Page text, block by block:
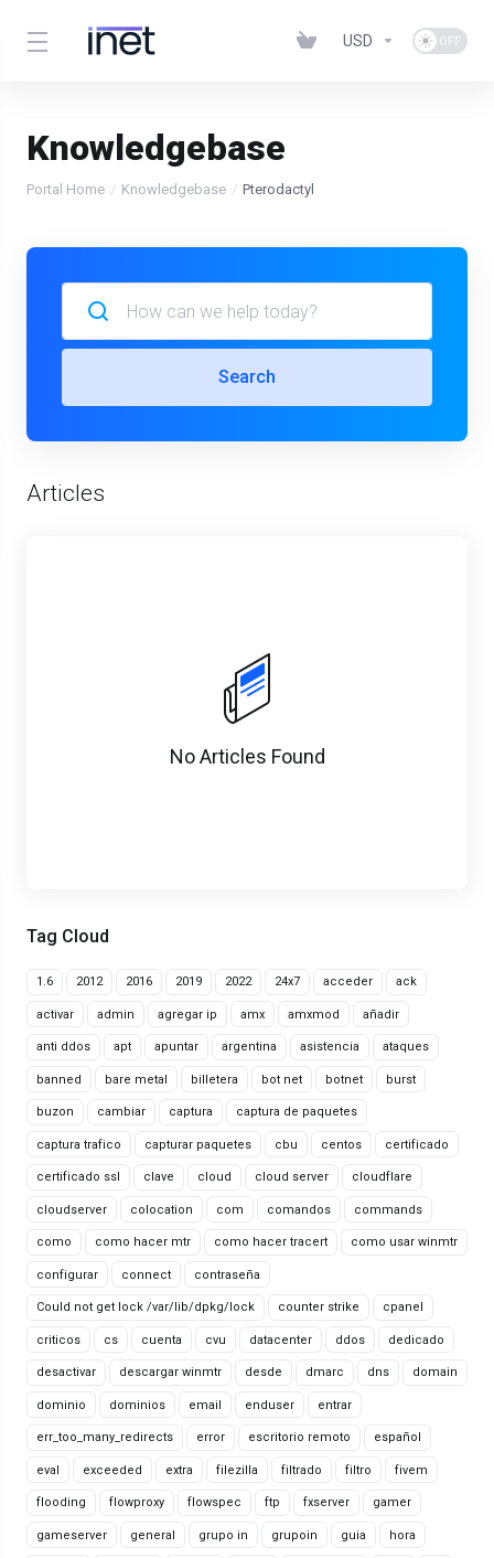
USD
Knowledgebase
Portal Home Knowledgebase Pterodactyl
Tag Cloud
1.6 2012 2016 2019 2022 24x7 acceder ack
activar admin agregar ip amx amxmod añadir
anti ddos apt apuntar argentina asistencia ataques
banned bare metal billetera bot net botnet burst
buzon cambiar captura captura de paquetes
captura trafico capturar paquetes cbu centos certificado
certificado ssl clave cloud cloud server cloudflare
cloudserver colocation com comandos commands
como como hacer mtr como hacer tracert como usar winmtr
configurar connect contraseña
Could not get lock /var/lib/dpkg/lock counter strike cpanel
criticos cs cuenta cvu datacenter ddos dedicado
desactivar descargar winmtr desde dmarc dns domain
dominio dominios email enduser entrar
err_too_many_redirects error escritorio remoto español
eval exceeded extra filezilla filtrado filtro fivem
flooding flowproxy flowspec ftp fxserver gamer
gameserver general grupo in grupoin guia hora
Search
Articles
No Articles Found